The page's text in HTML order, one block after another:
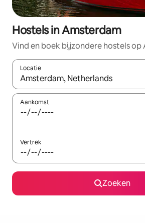
Hostels in Amsterdam
Vind en boek bijzondere hostels op
Locatie
Wanneer er resultaten beschikbaar
Aankomst
Vertrek
Zoeken